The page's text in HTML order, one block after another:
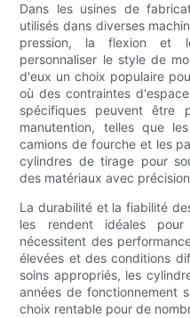
Dans les usines de
utilisés dans diverses
pression, la flexion et
personnaliser le style de
d'eux un choix populaire
où des contraintes
spécifiques peuvent être
manutention, telles que
camions de fourche et les
cylindres de tirage pour
des matériaux avec
La durabilité et la fiabilité
les rendent idéales
nécessitent des
élevées et des conditions
soins appropriés, les
années de fonctionnement
choix rentable pour de